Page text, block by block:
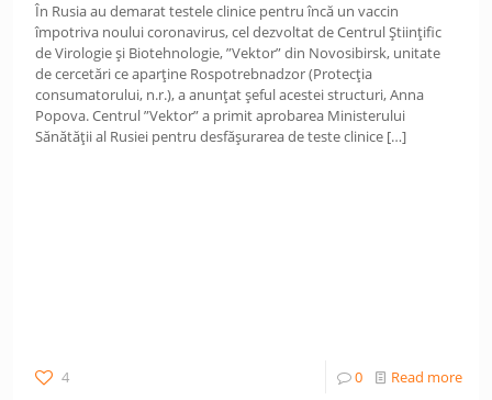
În Rusia au demarat testele clinice pentru încă un vaccin
împotriva noului coronavirus, cel dezvoltat de Centrul Științific
de Virologie și Biotehnologie, ”Vektor” din Novosibirsk, unitate
de cercetări ce aparține Rospotrebnadzor (Protecția
consumatorului, n.r.), a anunțat șeful acestei structuri, Anna
Popova. Centrul ”Vektor” a primit aprobarea Ministerului
Sănătății al Rusiei pentru desfășurarea de teste clinice […]
4 0 Read more